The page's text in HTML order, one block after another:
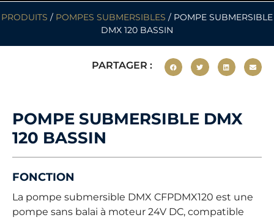
PRODUITS / POMPES SUBMERSIBLES / POMPE SUBMERSIBLE
DMX 120 BASSIN
PARTAGER :
POMPE SUBMERSIBLE DMX
120 BASSIN
FONCTION
La pompe submersible DMX CFPDMX120 est une
pompe sans balai à moteur 24V DC, compatible